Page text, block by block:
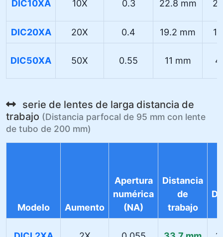
DIC10XA 10X 0.3 22.8 mm
DIC20XA 20X 0.4 19.2 mm
DIC50XA 50X 0.55 11 mm 4
serie de lentes de larga distancia de
trabajo (Distancia parfocal de 95 mm con lente
de tubo de 200 mm)
Modelo Aumento
Apertura
numérica
(NA)
Distancia
de
trabajo